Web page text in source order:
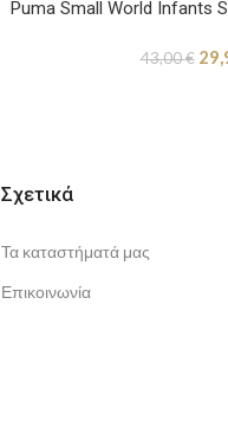
Puma Small World Infants
43,00€
Σχετικά
Τα καταστήματά μας
Επικοινωνία